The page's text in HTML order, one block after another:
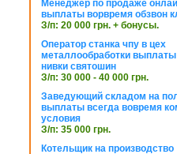
Менеджер по продаже
выплаты ворвремя обзвон
З/п: 20 000 грн. + бонусы.
Оператор станка чпу в цех
металлообработки
нивки святошин
З/п: 30 000 - 40 000 грн.
Заведующий складом на
выплаты всегда вовремя
условия
З/п: 35 000 грн.
Котельщик на производство